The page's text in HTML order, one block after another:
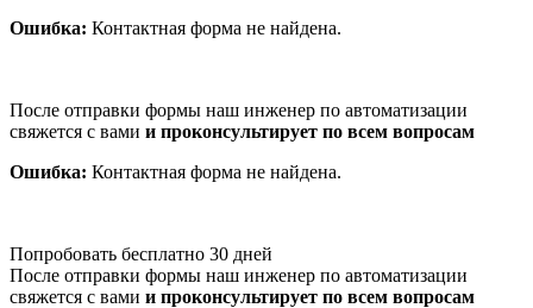
Ошибка: Контактная форма не найдена.
После отправки формы наш инженер по автоматизации
свяжется с вами и проконсультирует по всем вопросам
Ошибка: Контактная форма не найдена.
Попробовать бесплатно 30 дней
После отправки формы наш инженер по автоматизации
свяжется с вами и проконсультирует по всем вопросам